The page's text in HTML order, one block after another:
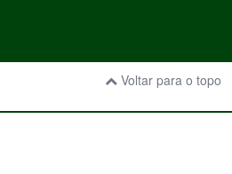
Voltar para o topo